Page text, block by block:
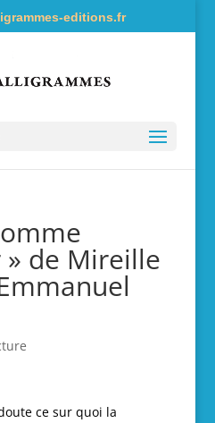
editions.fr
de Mireille
ce sur quoi la